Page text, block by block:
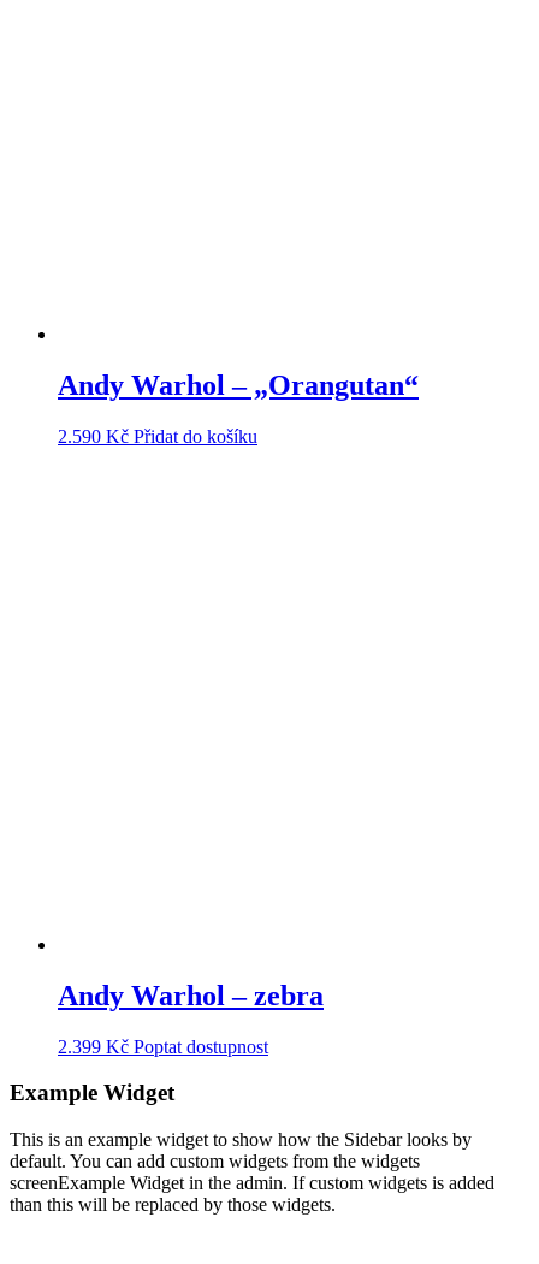
Andy Warhol – „Orangutan“
2.590 Kč Přidat do košíku
Andy Warhol – zebra
2.399 Kč Poptat dostupnost
Example Widget
This is an example widget to show how the Sidebar looks by
default. You can add custom widgets from the widgets
screenExample Widget in the admin. If custom widgets is added
than this will be replaced by those widgets.